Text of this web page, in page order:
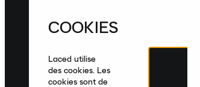
Inscrivez-vous à la newsletter
dernières nouveautés, collections
recommandations de produits sur
COOKIES
Laced utilise
des cookies. Les
cookies sont de